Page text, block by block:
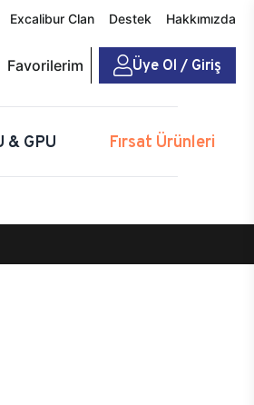
Excalibur Clan Destek Hakkımızda
Favorilerim Üye Ol / Giriş
& GPU Fırsat Ürünleri